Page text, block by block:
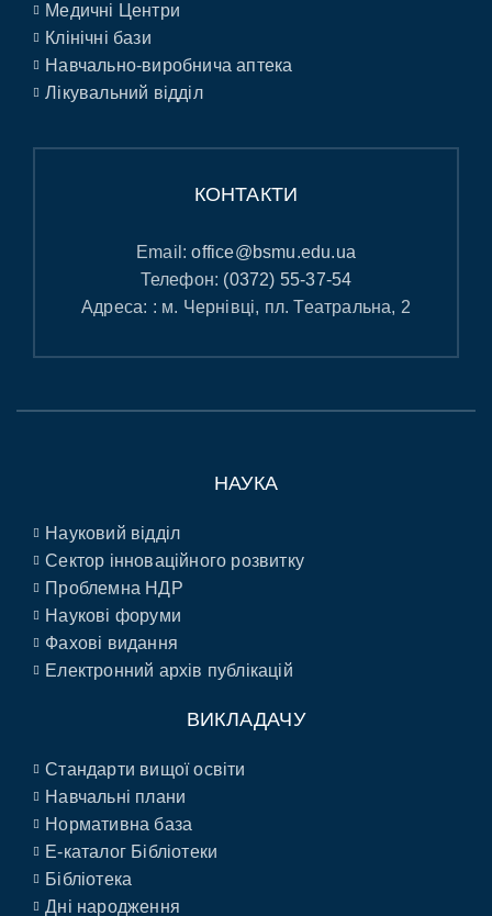
Медичні Центри
Клінічні бази
Навчально-виробнича аптека
Лікувальний відділ
КОНТАКТИ
Email:office@bsmu.edu.ua
Телефон: (0372) 55-37-54
Адреса: : м. Чернівці, пл. Театральна, 2
НАУКА
Науковий відділ
Сектор інноваційного розвитку
Проблемна НДР
Наукові форуми
Фахові видання
Електронний архів публікацій
ВИКЛАДАЧУ
Стандарти вищої освіти
Навчальні плани
Нормативна база
E-каталог Бібліотеки
Бібліотека
Дні народження